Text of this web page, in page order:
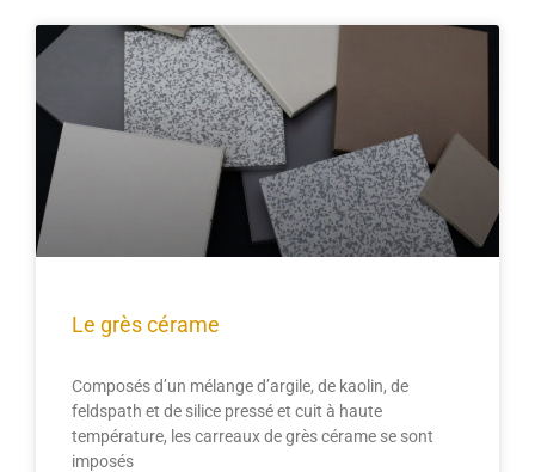
Le grès cérame
Composés d’un mélange d’argile, de kaolin, de
feldspath et de silice pressé et cuit à haute
température, les carreaux de grès cérame se sont
imposés